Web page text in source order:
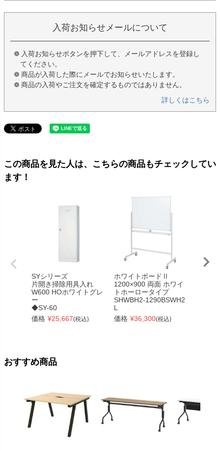
入荷お知らせメールについて
入荷お知らせボタンを押下して、メールアドレスを登録し
てください。
商品が入荷した際にメールでお知らせいたします。
商品の入荷やご注文を確定するものではありません。
詳しくはこちら
この商品を見た人は、こちらの商品もチェックしてい
ます！
SYシリーズ
片開き掃除用具入れ
W600 HOホワイトグレ
ー
◆SY-60
価格 ¥25,667(税込)
ホワイトボードⅡ
1200×900 両面 ホワイ
トホーロータイプ
SHWBH2-1290BSWH2
L
価格 ¥36,300(税込)
おすすめ商品